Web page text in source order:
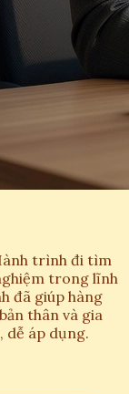
trình đi tìm
trong lĩnh
đã giúp hàng
thân và gia
dễ áp dụng.